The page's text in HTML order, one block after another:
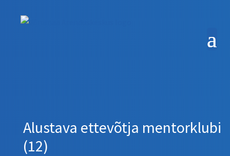
Alustava ettevõtja mentorklubi
(12)